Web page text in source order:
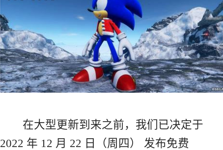
在大型更新到来之前，我们已决定于
2022 年 12 月 22 日（周四） 发布免费